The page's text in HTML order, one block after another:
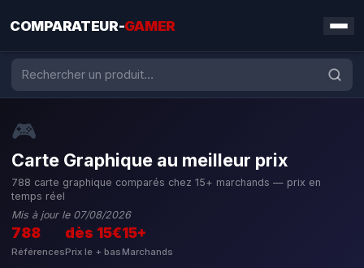
COMPARATEUR-GAMER
🎮
Carte Graphique au meilleur prix
788 carte graphique comparés chez 15+ marchands — prix en
temps réel
Mis à jour le 07/08/2026
788
Références
dès 15€
Prix le + bas
15+
Marchands